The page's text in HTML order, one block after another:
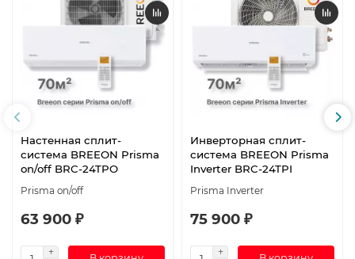
Настенная сплит-
система BREEON Prisma
on/off BRC-24TPO
Prisma on/off
63 900 ₽
Инверторная сплит-
система BREEON Prisma
Inverter BRC-24TPI
Prisma Inverter
75 900 ₽